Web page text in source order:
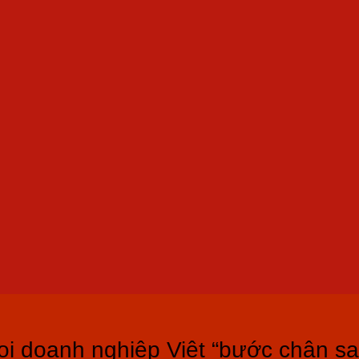
doanh nghiệp Việt “bước chân